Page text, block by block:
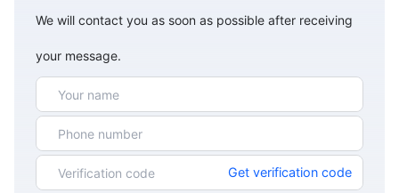
We will contact you as soon as possible after receiving
your message.
Get verification code